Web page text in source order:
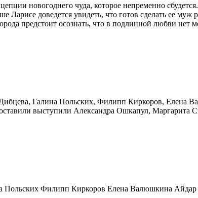
новогоднего чуда, которое непременно
доведется увидеть, что готов сделать ее муж
предстоит осознать, что в подлинной любви нет
Галина Польских, Филипп Киркоров, Елена
выступили Александра Ошкапул,
Польских Филипп Киркоров Елена Валюшкина